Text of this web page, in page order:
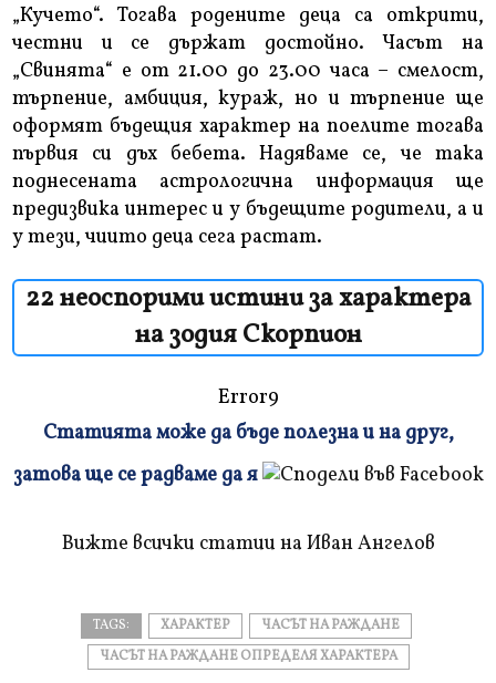
„Кучето“. Тогава родените деца са открити,
честни и се държат достойно. Часът на
„Свинята“ е от 21.00 до 23.00 часа – смелост,
търпение, амбиция, кураж, но и търпение ще
оформят бъдещия характер на поелите тогава
първия си дъх бебета. Надяваме се, че така
поднесената астрологична информация ще
предизвика интерес и у бъдещите родители, а и
у тези, чиито деца сега растат.
22 неоспорими истини за характера
на зодия Скорпион
Error9
и
Статията може да бъде полезна и на друг,
затова ще се радваме да я
Вижте всички статии на Иван Ангелов
TAGS: ХАРАКТЕР
ЧАСЪТ НА РАЖДАНЕ
ЧАСЪТ НА РАЖДАНЕ ОПРЕДЕЛЯ ХАРАКТЕРА